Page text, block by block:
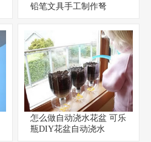
铅笔文具手工制作弩
怎么做自动浇水花盆 可乐
瓶DIY花盆自动浇水